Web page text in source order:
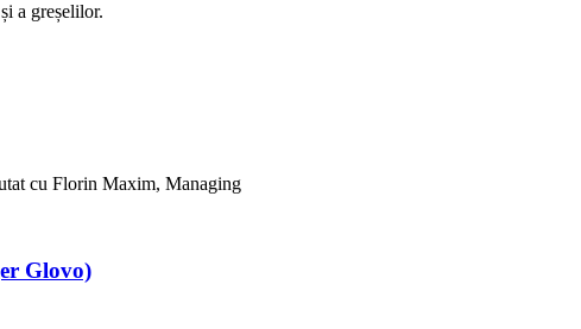
a greșelilor.
cu Florin Maxim, Managing
Glovo)